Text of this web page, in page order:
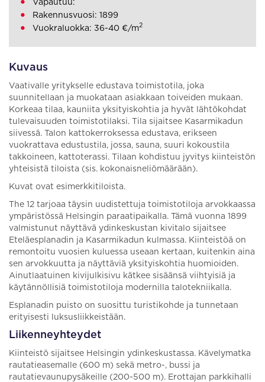
Kuvaus
Vaativalle yritykselle edustava toimistotila, joka
suunnitellaan ja muokataan asiakkaan toiveiden mukaan.
Korkeaa tilaa, kauniita yksityiskohtia ja hyvät lähtökohdat
tulevaisuuden toimistotilaksi. Tila sijaitsee Kasarmikadun
siivessä. Talon kattokerroksessa edustava, erikseen
vuokrattava edustustila, jossa, sauna, suuri kokoustila
takkoineen, kattoterassi. Tilaan kohdistuu jyvitys kiinteistön
yhteisistä tiloista (sis. kokonaisneliömäärään).
Kuvat ovat esimerkkitiloista.
The 12 tarjoaa täysin uudistettuja toimistotiloja arvokkaassa
ympäristössä Helsingin paraatipaikalla. Tämä vuonna 1899
valmistunut näyttävä ydinkeskustan kivitalo sijaitsee
Eteläesplanadin ja Kasarmikadun kulmassa. Kiinteistöä on
remontoitu vuosien kuluessa useaan kertaan, kuitenkin aina
sen arvokkuutta ja näyttäviä yksityiskohtia huomioiden.
Ainutlaatuinen kivijulkisivu kätkee sisäänsä viihtyisiä ja
käytännöllisiä toimistotiloja modernilla talotekniikalla.
Esplanadin puisto on suosittu turistikohde ja tunnetaan
erityisesti luksusliikkeistään.
Liikenneyhteydet
Kiinteistö sijaitsee Helsingin ydinkeskustassa. Kävelymatka
rautatieasemalle (600 m) sekä metro-, bussi ja
rautatievaunupysäkeille (200-500 m). Erottajan parkkihalli
Vapautuu:
Rakennusvuosi: 1899
Vuokraluokka: 36-40 €/m2